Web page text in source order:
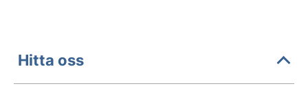
Hitta oss